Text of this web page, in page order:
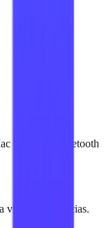
mediante Bluetooth
videoconferencias.